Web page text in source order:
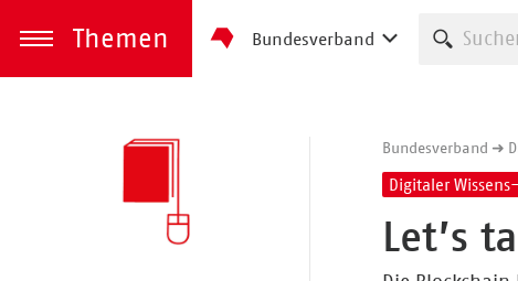
zum Inhalt springen
Themen
Menü öffnen
Bundesverband Suche
Bundesverband
Digitaler
Let’s